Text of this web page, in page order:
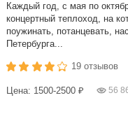
Каждый год, с мая по
концертный теплоход, на
поужинать, потанцевать,
Петербурга...
19 отзывов
Цена: 1500-2500 ₽ 56